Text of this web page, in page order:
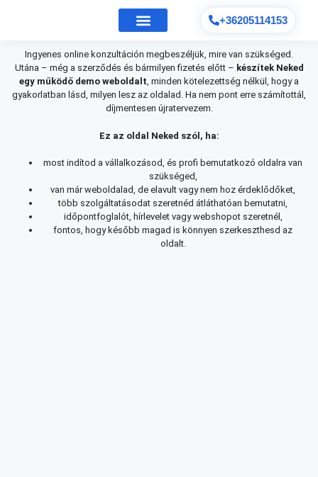
+36205114153
Ingyenes online konzultáción megbeszéljük, mire van szükséged.
Utána – még a szerződés és bármilyen fizetés előtt – készítek Neked
egy működő demo weboldalt, minden kötelezettség nélkül, hogy a
gyakorlatban lásd, milyen lesz az oldalad. Ha nem pont erre számítottál,
díjmentesen újratervezem.
Ez az oldal Neked szól, ha:
most indítod a vállalkozásod, és profi bemutatkozó oldalra van
szükséged,
van már weboldalad, de elavult vagy nem hoz érdeklődőket,
több szolgáltatásodat szeretnéd átláthatóan bemutatni,
időpontfoglalót, hírlevelet vagy webshopot szeretnél,
fontos, hogy később magad is könnyen szerkeszthesd az
oldalt.